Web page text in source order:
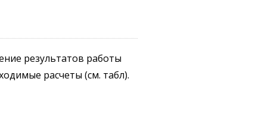
результатов работы
расчеты (см. табл).